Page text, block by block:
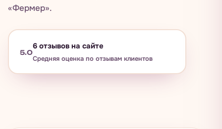
«Фермер».
5.0
6отзывов на сайте
Средняя оценка по отзывам клиентов